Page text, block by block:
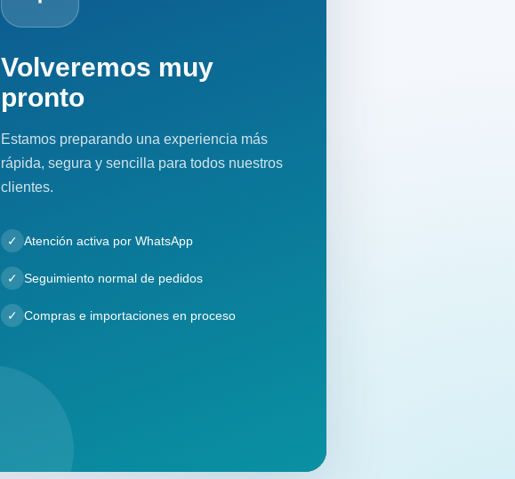
Volveremos muy
pronto
Estamos preparando una experiencia más
rápida, segura y sencilla para todos nuestros
clientes.
✓ Atención activa por WhatsApp
✓ Seguimiento normal de pedidos
✓ Compras e importaciones en proceso